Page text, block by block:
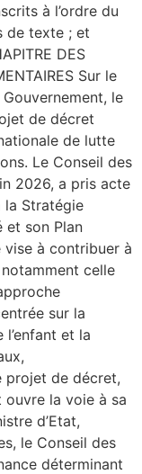
à l’ordre du
de texte ; et
DES
Sur le
le
de décret
de lutte
Le Conseil des
2026, a pris acte
la Stratégie
et son Plan
à contribuer à
celle
sur la
l’enfant et la
projet de décret,
la voie à sa
d’Etat,
le Conseil des
déterminant